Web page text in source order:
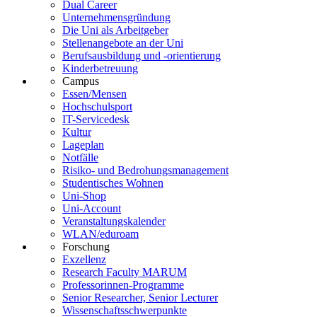
Dual Career
Unternehmensgründung
Die Uni als Arbeitgeber
Stellenangebote an der Uni
Berufsausbildung und -orientierung
Kinderbetreuung
Campus
Essen/Mensen
Hochschulsport
IT-Servicedesk
Kultur
Lageplan
Notfälle
Risiko- und Bedrohungsmanagement
Studentisches Wohnen
Uni-Shop
Uni-Account
Veranstaltungskalender
WLAN/eduroam
Forschung
Exzellenz
Research Faculty MARUM
Professorinnen-Programme
Senior Researcher, Senior Lecturer
Wissenschaftsschwerpunkte